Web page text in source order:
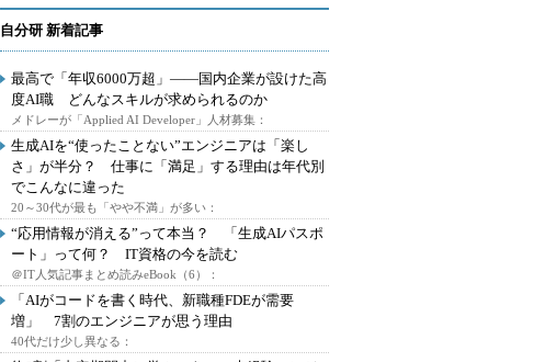
自分研 新着記事
最高で「年収6000万超」――国内企業が設けた高
度AI職 どんなスキルが求められるのか
メドレーが「Applied AI Developer」人材募集：
生成AIを“使ったことない”エンジニアは「楽し
さ」が半分？ 仕事に「満足」する理由は年代別
でこんなに違った
20～30代が最も「やや不満」が多い：
“応用情報が消える”って本当？ 「生成AIパスポ
ート」って何？ IT資格の今を読む
＠IT人気記事まとめ読みeBook（6）：
「AIがコードを書く時代、新職種FDEが需要
増」 7割のエンジニアが思う理由
40代だけ少し異なる：